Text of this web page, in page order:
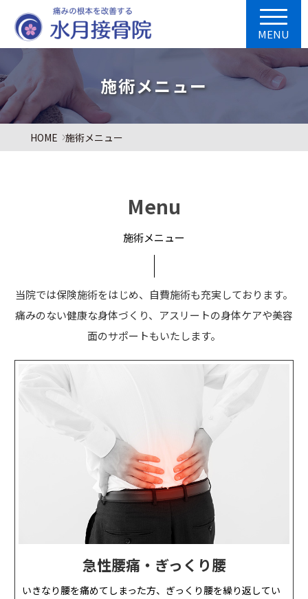
MENU
施術メニュー
HOME 施術メニュー
Menu
施術メニュー
当院では保険施術をはじめ、自費施術も充実しております。
痛みのない健康な身体づくり、アスリートの身体ケアや美容
面のサポートもいたします。
急性腰痛・ぎっくり腰
いきなり腰を痛めてしまった方、ぎっくり腰を繰り返してい